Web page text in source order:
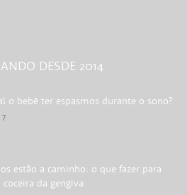
DESDE 2014
o bebê ter espasmos durante o sono?
estão a caminho: o que fazer para
da gengiva